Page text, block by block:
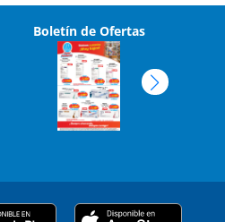
Boletín de Ofertas